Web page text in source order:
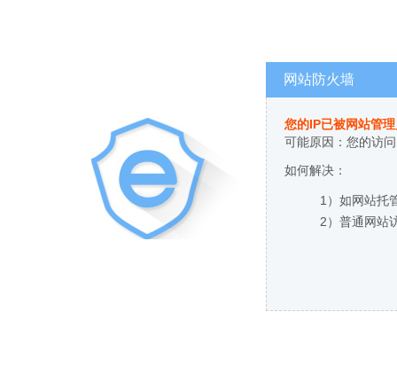
网站防火墙
您的IP已被网站管
可能原因：您的访
如何解决：
1）如网站托
2）普通网站